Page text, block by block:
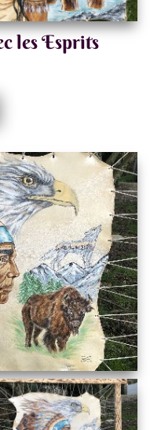
les Esprits